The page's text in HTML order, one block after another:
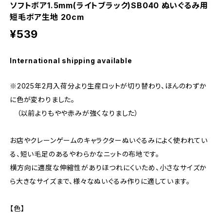
ソフトボア1.5mm(ライトブラック)SB040 ぬいぐるみ用
短毛ボア生地 20cm
¥539
International shipping available
※2025年2月入荷分より生産ロットが切り替わり、ほんのわずか
に色が変わりました。
（以前よりもやや赤みが強くなりました）
お店やクレーンゲームのキャラクターぬいぐるみによく使われてい
る、短い毛足のあるやわらかなニットの布地です。
横方向に適度な伸縮性がありほつれにくいため、小さなサイズか
ら大きなサイズまで、様々なぬいぐるみ作りに適しています。
【色】